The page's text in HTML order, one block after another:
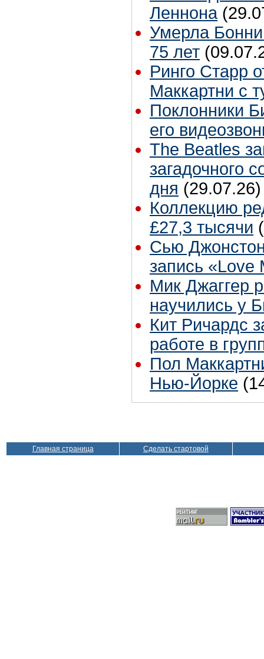
Леннона
Умерла
75 лет
Ринго Старр
Маккартни с
Поклонники
его
The Beatles
загадочного
дня (29.07.26)
Коллекцию
£27,3 тысячи
Сью
запись «Love
Мик Джаггер
научились у
Кит Ричардс
работе в
Пол
Нью-Йорке
Главная страница Сделать стартовой